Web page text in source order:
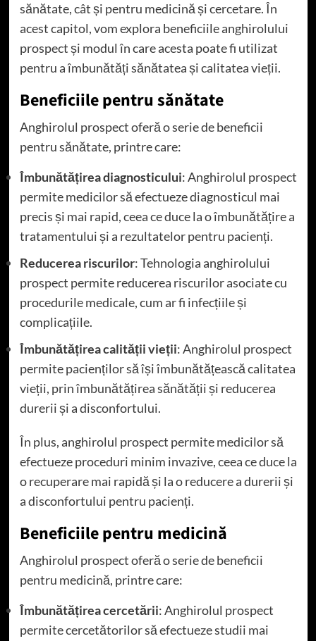
sănătate, cât și pentru medicină și cercetare. În
acest capitol, vom explora beneficiile anghirolului
prospect și modul în care acesta poate fi utilizat
pentru a îmbunătăți sănătatea și calitatea vieții.
Beneficiile pentru sănătate
Anghirolul prospect oferă o serie de beneficii
pentru sănătate, printre care:
Îmbunătățirea diagnosticului: Anghirolul prospect
permite medicilor să efectueze diagnosticul mai
precis și mai rapid, ceea ce duce la o îmbunătățire a
tratamentului și a rezultatelor pentru pacienți.
Reducerea riscurilor: Tehnologia anghirolului
prospect permite reducerea riscurilor asociate cu
procedurile medicale, cum ar fi infecțiile și
complicațiile.
Îmbunătățirea calității vieții: Anghirolul prospect
permite pacienților să își îmbunătățească calitatea
vieții, prin îmbunătățirea sănătății și reducerea
durerii și a disconfortului.
În plus, anghirolul prospect permite medicilor să
efectueze proceduri minim invazive, ceea ce duce la
o recuperare mai rapidă și la o reducere a durerii și
a disconfortului pentru pacienți.
Beneficiile pentru medicină
Anghirolul prospect oferă o serie de beneficii
pentru medicină, printre care:
Îmbunătățirea cercetării: Anghirolul prospect
permite cercetătorilor să efectueze studii mai